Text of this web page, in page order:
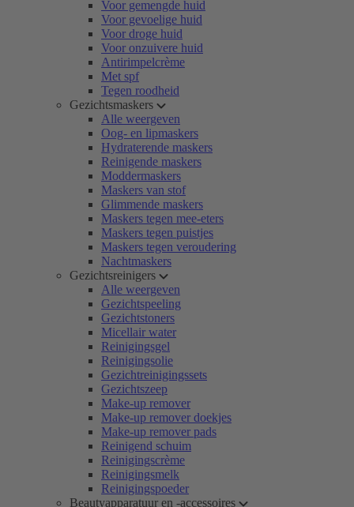
Voor gemengde huid
Voor gevoelige huid
Voor droge huid
Voor onzuivere huid
Antirimpelcrème
Met spf
Tegen roodheid
Gezichtsmaskers
Alle weergeven
Oog- en lipmaskers
Hydraterende maskers
Reinigende maskers
Moddermaskers
Maskers van stof
Glimmende maskers
Maskers tegen mee-eters
Maskers tegen puistjes
Maskers tegen veroudering
Nachtmaskers
Gezichtsreinigers
Alle weergeven
Gezichtspeeling
Gezichtstoners
Micellair water
Reinigingsgel
Reinigingsolie
Gezichtreinigingssets
Gezichtszeep
Make-up remover
Make-up remover doekjes
Make-up remover pads
Reinigend schuim
Reinigingscrème
Reinigingsmelk
Reinigingspoeder
Beautyapparatuur en -accessoires